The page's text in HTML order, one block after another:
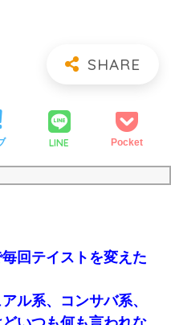
LINE Pocket
回テイストを変えた
ル系、コンサバ系、